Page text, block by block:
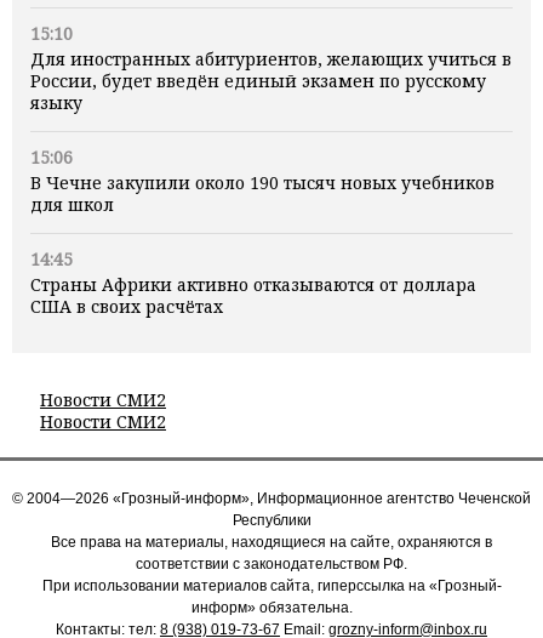
15:10
Для иностранных абитуриентов, желающих учиться в
России, будет введён единый экзамен по русскому
языку
15:06
В Чечне закупили около 190 тысяч новых учебников
для школ
14:45
Страны Африки активно отказываются от доллара
США в своих расчётах
Новости СМИ2
Новости СМИ2
© 2004—2026 «Грозный-информ», Информационное агентство Чеченской
Республики
Все права на материалы, находящиеся на сайте, охраняются в
соответствии с законодательством РФ.
При использовании материалов сайта, гиперссылка на «Грозный-
информ» обязательна.
Контакты: тел: 8 (938) 019-73-67 Email: grozny-inform@inbox.ru